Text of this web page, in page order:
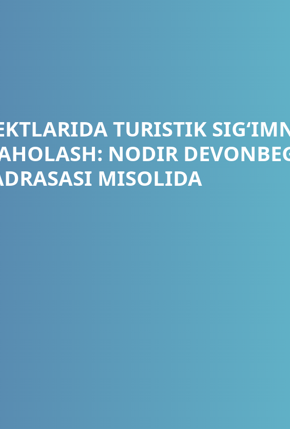
TURISTIK
NODIR
MISOLIDA